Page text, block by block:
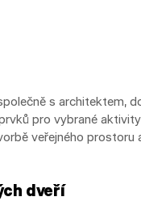
s architektem,
pro vybrané
veřejného
dveří